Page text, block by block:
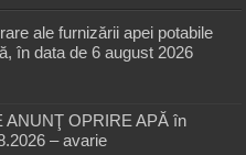
ale furnizării apei potabile
în data de 6 august 2026
ANUNŢ OPRIRE APĂ în
– avarie